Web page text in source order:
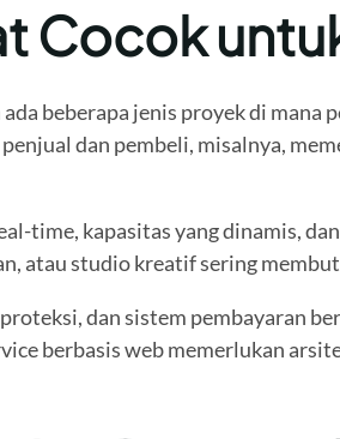
Cocok
beberapa jenis proyek di mana
dan pembeli, misalnya,
time, kapasitas yang dinamis,
atau studio kreatif sering
dan sistem pembayaran
berbasis web memerlukan